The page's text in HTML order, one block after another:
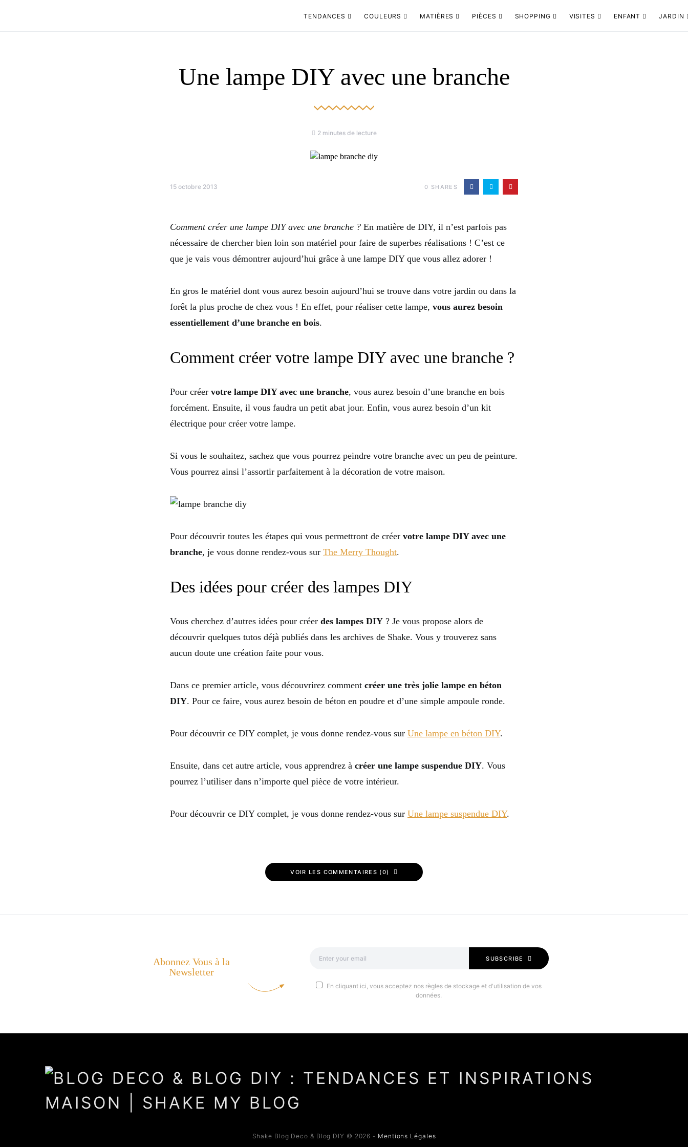
TENDANCES COULEURS MATIÈRES PIÈCES SHOPPING VISITES ENFANT JARDIN
Une lampe DIY avec une branche
2 minutes de lecture
15 octobre 2013 0 SHARES
Comment créer une lampe DIY avec une branche ? En matière de DIY, il n’est parfois pas
nécessaire de chercher bien loin son matériel pour faire de superbes réalisations ! C’est ce
que je vais vous démontrer aujourd’hui grâce à une lampe DIY que vous allez adorer !
En gros le matériel dont vous aurez besoin aujourd’hui se trouve dans votre jardin ou dans la
forêt la plus proche de chez vous ! En effet, pour réaliser cette lampe, vous aurez besoin
essentiellement d’une branche en bois.
Comment créer votre lampe DIY avec une branche ?
Pour créer votre lampe DIY avec une branche, vous aurez besoin d’une branche en bois
forcément. Ensuite, il vous faudra un petit abat jour. Enfin, vous aurez besoin d’un kit
électrique pour créer votre lampe.
Si vous le souhaitez, sachez que vous pourrez peindre votre branche avec un peu de peinture.
Vous pourrez ainsi l’assortir parfaitement à la décoration de votre maison.
Pour découvrir toutes les étapes qui vous permettront de créer votre lampe DIY avec une
branche, je vous donne rendez-vous sur The Merry Thought.
Des idées pour créer des lampes DIY
Vous cherchez d’autres idées pour créer des lampes DIY ? Je vous propose alors de
découvrir quelques tutos déjà publiés dans les archives de Shake. Vous y trouverez sans
aucun doute une création faite pour vous.
Dans ce premier article, vous découvrirez comment créer une très jolie lampe en béton
DIY. Pour ce faire, vous aurez besoin de béton en poudre et d’une simple ampoule ronde.
Pour découvrir ce DIY complet, je vous donne rendez-vous sur Une lampe en béton DIY.
Ensuite, dans cet autre article, vous apprendrez à créer une lampe suspendue DIY. Vous
pourrez l’utiliser dans n’importe quel pièce de votre intérieur.
Pour découvrir ce DIY complet, je vous donne rendez-vous sur Une lampe suspendue DIY.
VOIR LES COMMENTAIRES (0)
Abonnez Vous à la
Newsletter
SUBSCRIBE
En cliquant ici, vous acceptez nos règles de stockage et d'utilisation de vos
données.
Shake Blog Deco & Blog DIY © 2026 - Mentions Légales